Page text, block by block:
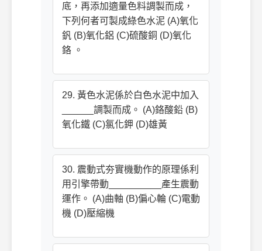
底，再添加適量色料調製而成，
下列何者可製成綠色水泥 (A)氧化
釩 (B)氧化鋁 (C)硫酸銅 (D)氧化
鉻 。
29. 黃色水泥係於白色水泥中加入
______調製而成。 (A)鉻酸鉛 (B)
氧化鐵 (C)氯化鉀 (D)雄黃
30. 震動式夯實機動作的原理係利
用引擎帶動__________產生震動
運作。 (A)曲軸 (B)偏心輪 (C)電動
機 (D)壓縮機